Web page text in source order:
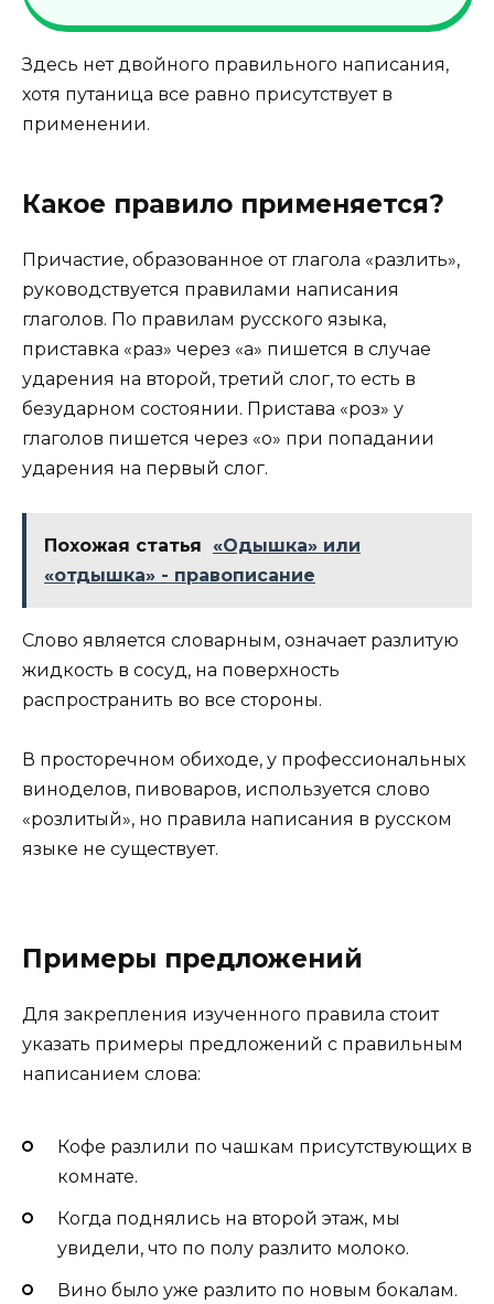
Здесь нет двойного правильного написания,
хотя путаница все равно присутствует в
применении.
Какое правило применяется?
Причастие, образованное от глагола «разлить»,
руководствуется правилами написания
глаголов. По правилам русского языка,
приставка «раз» через «а» пишется в случае
ударения на второй, третий слог, то есть в
безударном состоянии. Пристава «роз» у
глаголов пишется через «о» при попадании
ударения на первый слог.
Похожая статья
«Одышка» или
«отдышка» - правописание
Слово является словарным, означает разлитую
жидкость в сосуд, на поверхность
распространить во все стороны.
В просторечном обиходе, у профессиональных
виноделов, пивоваров, используется слово
«розлитый», но правила написания в русском
языке не существует.
Примеры предложений
Для закрепления изученного правила стоит
указать примеры предложений с правильным
написанием слова:
Кофе разлили по чашкам присутствующих в
комнате.
Когда поднялись на второй этаж, мы
увидели, что по полу разлито молоко.
Вино было уже разлито по новым бокалам.